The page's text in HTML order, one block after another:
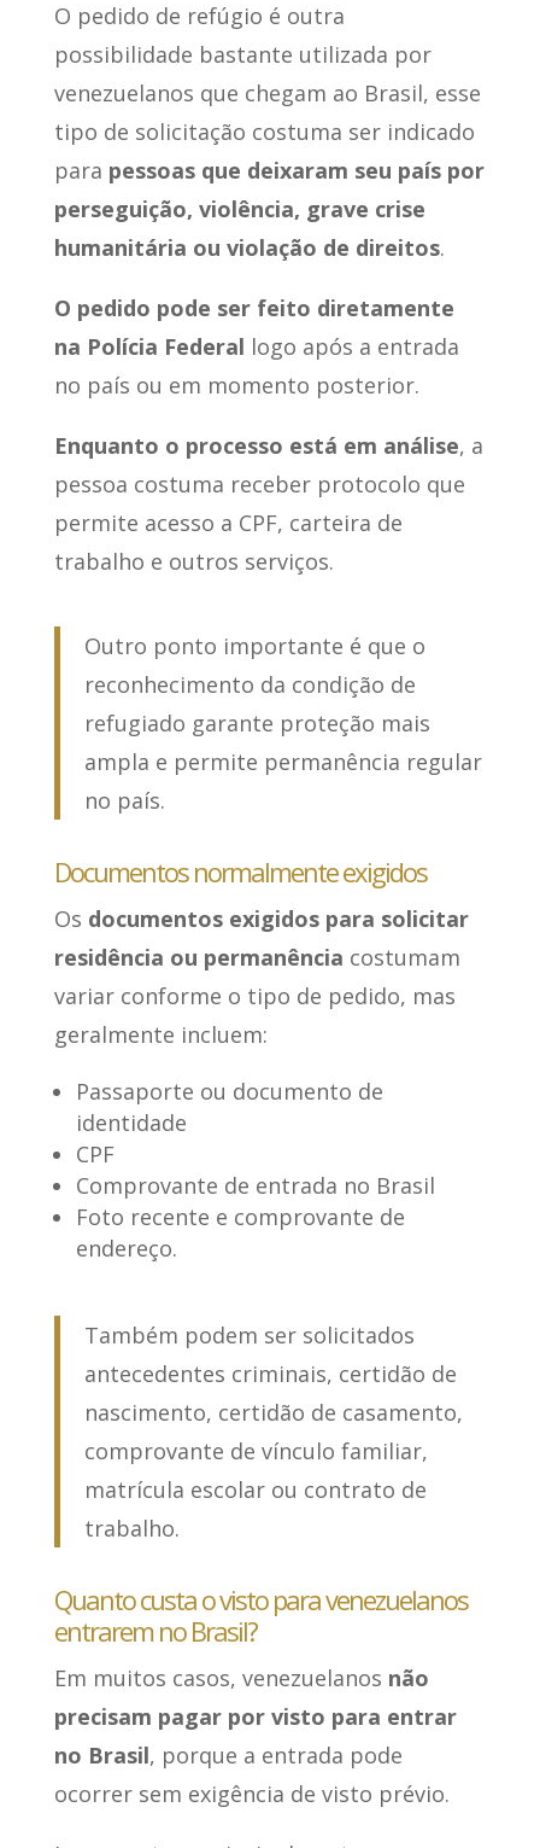
O pedido de refúgio é outra
possibilidade bastante utilizada por
venezuelanos que chegam ao Brasil, esse
tipo de solicitação costuma ser indicado
para pessoas que deixaram seu país por
perseguição, violência, grave crise
humanitária ou violação de direitos.
O pedido pode ser feito diretamente
na Polícia Federal logo após a entrada
no país ou em momento posterior.
Enquanto o processo está em análise, a
pessoa costuma receber protocolo que
permite acesso a CPF, carteira de
trabalho e outros serviços.
Outro ponto importante é que o
reconhecimento da condição de
refugiado garante proteção mais
ampla e permite permanência regular
no país.
Documentos normalmente exigidos
Os documentos exigidos para solicitar
residência ou permanência costumam
variar conforme o tipo de pedido, mas
geralmente incluem:
Passaporte ou documento de
identidade
CPF
Comprovante de entrada no Brasil
Foto recente e comprovante de
endereço.
Também podem ser solicitados
antecedentes criminais, certidão de
nascimento, certidão de casamento,
comprovante de vínculo familiar,
matrícula escolar ou contrato de
trabalho.
Quanto custa o visto para venezuelanos
entrarem no Brasil?
Em muitos casos, venezuelanos não
precisam pagar por visto para entrar
no Brasil, porque a entrada pode
ocorrer sem exigência de visto prévio.